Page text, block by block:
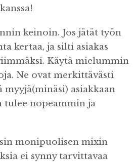
keinoin. Jos jätät työn
kertaa, ja silti asiakas
Käytä mielummin
Ne ovat merkittävästi
myyjä(minäsi) asiakkaan
tulee nopeammin ja
monipuolisen mixin
ei synny tarvittavaa